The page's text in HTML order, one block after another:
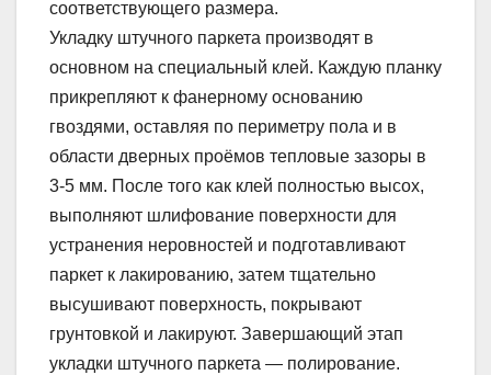
соответствующего размера.
Укладку штучного паркета производят в
основном на специальный клей. Каждую планку
прикрепляют к фанерному основанию
гвоздями, оставляя по периметру пола и в
области дверных проёмов тепловые зазоры в
3-5 мм. После того как клей полностью высох,
выполняют шлифование поверхности для
устранения неровностей и подготавливают
паркет к лакированию, затем тщательно
высушивают поверхность, покрывают
грунтовкой и лакируют. Завершающий этап
укладки штучного паркета — полирование.